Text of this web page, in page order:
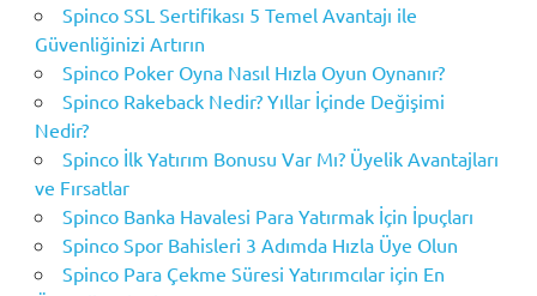
Spinco SSL Sertifikası 5 Temel Avantajı ile
Güvenliğinizi Artırın
Spinco Poker Oyna Nasıl Hızla Oyun Oynanır?
Spinco Rakeback Nedir? Yıllar İçinde Değişimi
Nedir?
Spinco İlk Yatırım Bonusu Var Mı? Üyelik Avantajları
ve Fırsatlar
Spinco Banka Havalesi Para Yatırmak İçin İpuçları
Spinco Spor Bahisleri 3 Adımda Hızla Üye Olun
Spinco Para Çekme Süresi Yatırımcılar için En